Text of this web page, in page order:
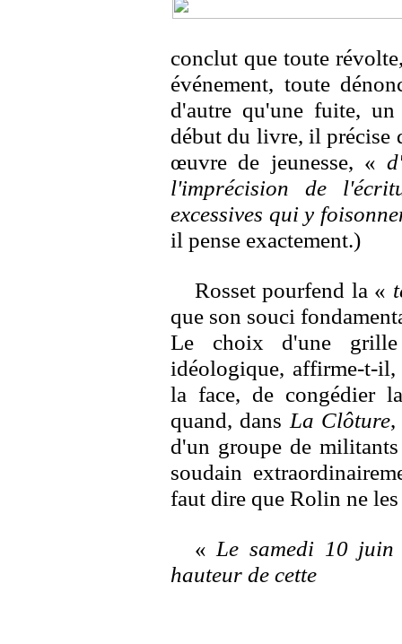
conclut que toute
événement, toute
d'autre qu'une fuite,
début du livre, il précise
œuvre de jeunesse, «
l'imprécision de
excessives qui y
il pense exactement.)
Rosset pourfend la «
que son souci
Le choix d'une
idéologique, affirme-t-il,
la face, de congédier
quand, dans La Clôture,
d'un groupe de
soudain
faut dire que Rolin ne les
« Le samedi 10
hauteur de cette